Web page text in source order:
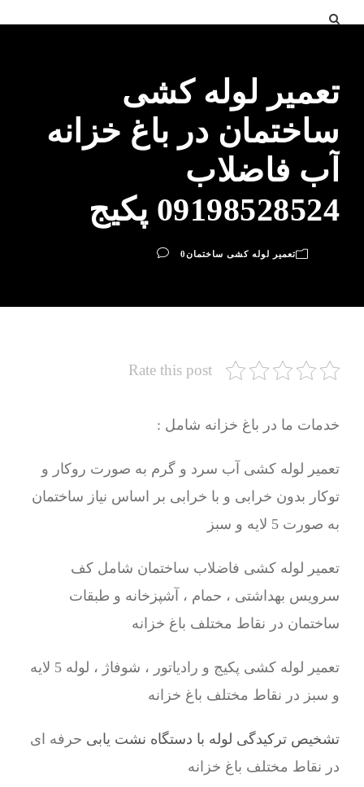
تعمیر لوله کشی
ساختمان در باغ خزانه
آب فاضلاب
09198528524 پکیج
تعمیر لوله کشی ساختمان0
Rate this post
خدمات ما در باغ خزانه شامل :
تعمیر لوله کشی آب سرد و گرم به صورت روکار و
توکار بدون خرابی و با خرابی بر اساس نیاز ساختمان
به صورت 5 لایه و سبز
تعمیر لوله کشی فاضلاب ساختمان شامل کف
سرویس بهداشتی ، حمام ، آشپزخانه و طبقات
ساختمان در نقاط مختلف باغ خزانه
تعمیر لوله کشی پکیج و رادیاتور ، شوفاژ ، لوله 5 لایه
و سبز در نقاط مختلف باغ خزانه
تشخیص ترکیدگی لوله با دستگاه نشت یابی حرفه ای
در نقاط مختلف باغ خزانه